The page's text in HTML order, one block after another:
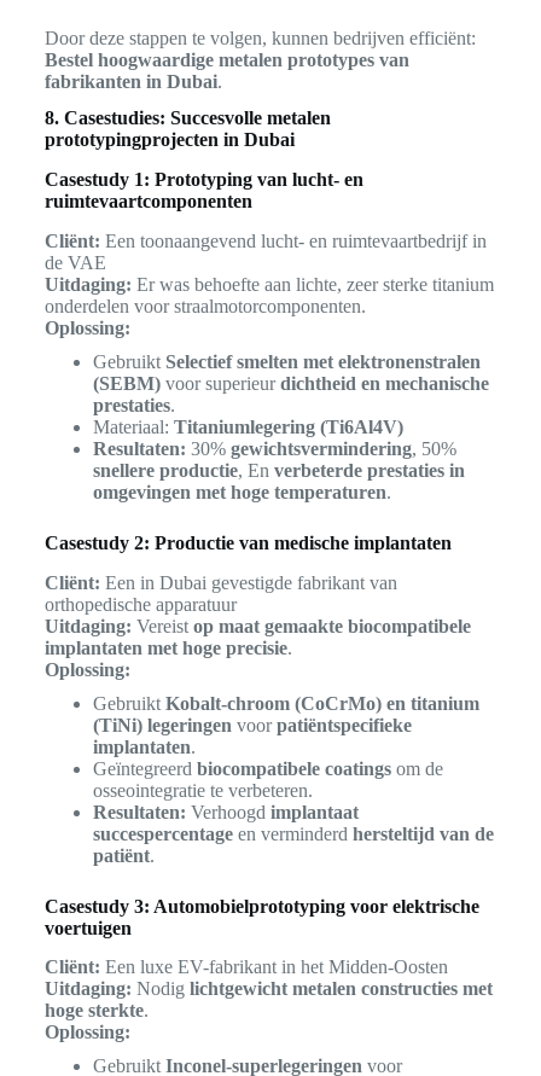
Door deze stappen te volgen, kunnen bedrijven efficiënt:
Bestel hoogwaardige metalen prototypes van
fabrikanten in Dubai.
8. Casestudies: Succesvolle metalen
prototypingprojecten in Dubai
Casestudy 1: Prototyping van lucht- en
ruimtevaartcomponenten
Cliënt: Een toonaangevend lucht- en ruimtevaartbedrijf in
de VAE
Uitdaging: Er was behoefte aan lichte, zeer sterke titanium
onderdelen voor straalmotorcomponenten.
Oplossing:
Gebruikt Selectief smelten met elektronenstralen
(SEBM)voor superieurdichtheid en mechanische
prestaties.
Materiaal: Titaniumlegering (Ti6Al4V)
Resultaten: 30% gewichtsvermindering, 50%
snellere productie, En verbeterde prestaties in
omgevingen met hoge temperaturen.
Casestudy 2: Productie van medische implantaten
Cliënt: Een in Dubai gevestigde fabrikant van
orthopedische apparatuur
Uitdaging: Vereist op maat gemaakte biocompatibele
implantaten met hoge precisie.
Oplossing:
Gebruikt Kobalt-chroom (CoCrMo) en titanium
(TiNi) legeringen voorpatiëntspecifieke
implantaten.
Geïntegreerd biocompatibele coatingsom de
osseointegratie te verbeteren.
Resultaten: Verhoogd implantaat
succespercentageen verminderd hersteltijd van de
patiënt.
Casestudy 3: Automobielprototyping voor elektrische
voertuigen
Cliënt: Een luxe EV-fabrikant in het Midden-Oosten
Uitdaging: Nodig lichtgewicht metalen constructies met
hoge sterkte.
Oplossing:
Gebruikt Inconel-superlegeringen voor